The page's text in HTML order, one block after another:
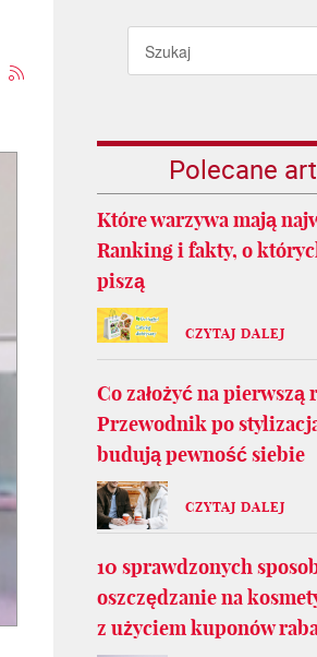
Polecane
Które warzywa mają
Ranking i fakty, o
piszą
CZYTAJ DALEJ
Co założyć na pierwszą
Przewodnik po
budują pewność siebie
CZYTAJ DALEJ
10 sprawdzonych
oszczędzanie na
z użyciem kuponów